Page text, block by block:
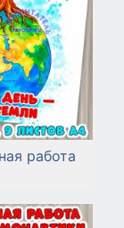
работа